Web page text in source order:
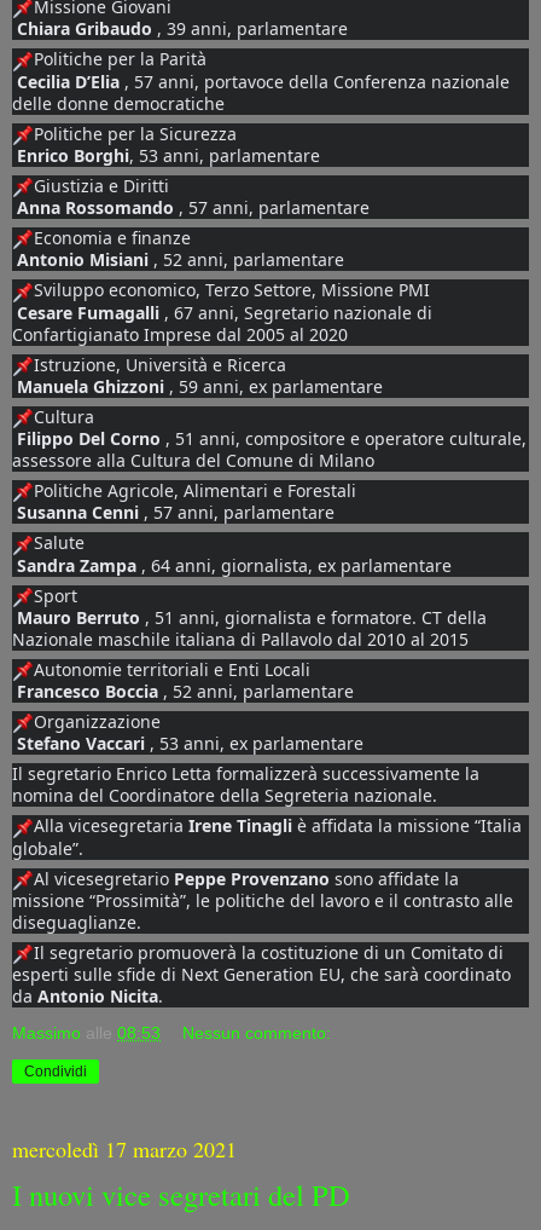
Missione Giovani
Chiara Gribaudo , 39 anni, parlamentare
Politiche per la Parità
Cecilia D’Elia , 57 anni, portavoce della Conferenza nazionale
delle donne democratiche
Politiche per la Sicurezza
Enrico Borghi, 53 anni, parlamentare
Giustizia e Diritti
Anna Rossomando , 57 anni, parlamentare
Economia e finanze
Antonio Misiani , 52 anni, parlamentare
Sviluppo economico, Terzo Settore, Missione PMI
Cesare Fumagalli , 67 anni, Segretario nazionale di
Confartigianato Imprese dal 2005 al 2020
Istruzione, Università e Ricerca
Manuela Ghizzoni , 59 anni, ex parlamentare
Cultura
Filippo Del Corno , 51 anni, compositore e operatore culturale,
assessore alla Cultura del Comune di Milano
Politiche Agricole, Alimentari e Forestali
Susanna Cenni , 57 anni, parlamentare
Salute
Sandra Zampa , 64 anni, giornalista, ex parlamentare
Sport
Mauro Berruto , 51 anni, giornalista e formatore. CT della
Nazionale maschile italiana di Pallavolo dal 2010 al 2015
Autonomie territoriali e Enti Locali
Francesco Boccia , 52 anni, parlamentare
Organizzazione
Stefano Vaccari , 53 anni, ex parlamentare
Il segretario Enrico Letta formalizzerà successivamente la
nomina del Coordinatore della Segreteria nazionale.
Alla vicesegretaria Irene Tinagli è affidata la missione “Italia
globale”.
Al vicesegretario Peppe Provenzano sono affidate la
missione “Prossimità”, le politiche del lavoro e il contrasto alle
diseguaglianze.
Il segretario promuoverà la costituzione di un Comitato di
esperti sulle sfide di Next Generation EU, che sarà coordinato
da Antonio Nicita.
Massimo alle 08:53 Nessun commento:
Condividi
mercoledì 17 marzo 2021
I nuovi vice segretari del PD